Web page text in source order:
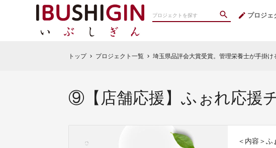
プロジェ
トップ chevron_right プロジェクト一覧 chevron_right 埼玉県品評会大賞受賞。管理栄養士が手掛
⑨【店舗応援】ふぉれ応援
＜内容＞